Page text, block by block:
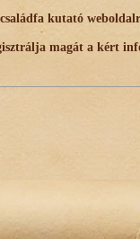
kutató
magát a kért